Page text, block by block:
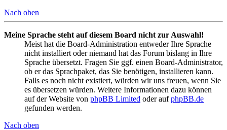
Nach oben
Meine Sprache steht auf diesem Board nicht zur Auswahl!
Meist hat die Board-Administration entweder Ihre Sprache
nicht installiert oder niemand hat das Forum bislang in Ihre
Sprache übersetzt. Fragen Sie ggf. einen Board-Administrator,
ob er das Sprachpaket, das Sie benötigen, installieren kann.
Falls es noch nicht existiert, würden wir uns freuen, wenn Sie
es übersetzen würden. Weitere Informationen dazu können
auf der Website von phpBB Limited oder aufphpBB.de
gefunden werden.
Nach oben